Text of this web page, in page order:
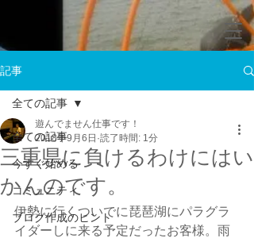
記事
全ての記事
今すぐ始める
コミュニティ
ブログ作成のヒント
全ての記事
三重県に負けるわけにはい
かんのです。
遊んでません仕事です！
2018年9月6日 読了時間: 1分
伊勢に行くついでに琵琶湖にパラグラ
イダーしに来る予定だったお客様。雨